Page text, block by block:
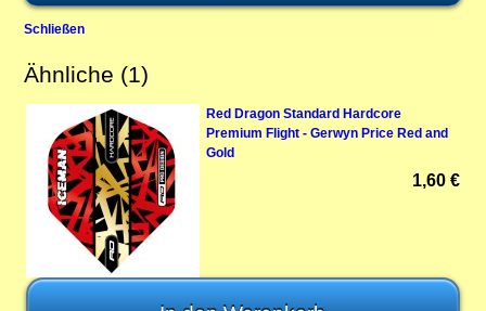
Schließen
Ähnliche (1)
Red Dragon Standard Hardcore
Premium Flight - Gerwyn Price Red and
Gold
1,60 €